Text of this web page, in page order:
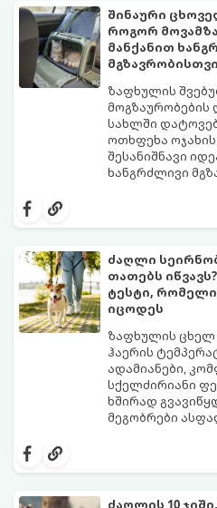
მიკროფლორა)
ცვლილებამ
ძლიერი სტრესი,
დიარეა (კუჭის
იმისათვის, რომ
ჩაიაროს,
მიერ
სქემა.
შინაური
როგორ
მანქანით
ზაფხულის
სახლში
ოთხფეხა ოჯახის
შესანიშნავი
ხანგრძლივი
თქვენთვის,
მომზადებაა
გთავაზობთ
გზამკვლევს,
ძაღლი ან კატა
ძაღლი
თათებს
ტესტი,
იცოდეს
ზაფხულის ცხელ
ჰაერის
ადამიანები,
სქელძირიანი
ხშირად
მეგობრები
პირდაპირი
როდესაც გარეთ
ძაღლის 10